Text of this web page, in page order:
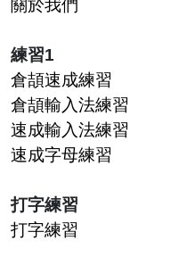
關於我們
練習1
倉頡速成練習
倉頡輸入法練習
速成輸入法練習
速成字母練習
打字練習
打字練習